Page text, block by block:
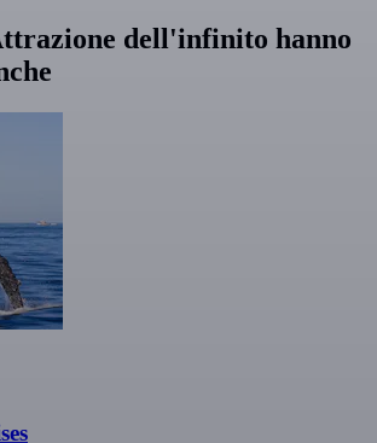
dell'infinito hanno